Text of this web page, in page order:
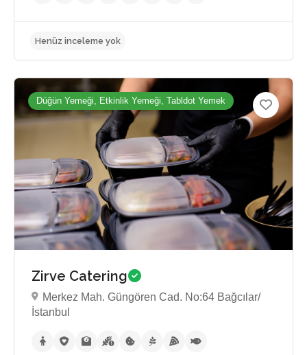
Henüz inceleme yok
Düğün Yemeği, Etkinlik Yemeği, Tabldot Yemek
Zirve Catering
Merkez Mah. Güngören Cad. No:64 Bağcılar/
İstanbul